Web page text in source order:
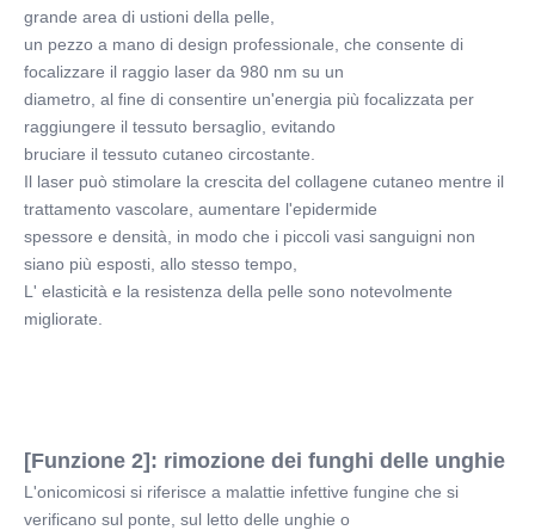
grande area di ustioni della pelle,
un pezzo a mano di design professionale, che consente di
focalizzare il raggio laser da 980 nm su un
diametro, al fine di consentire un'energia più focalizzata per
raggiungere il tessuto bersaglio, evitando
bruciare il tessuto cutaneo circostante.
Il laser può stimolare la crescita del collagene cutaneo mentre il
trattamento vascolare, aumentare l'epidermide
spessore e densità, in modo che i piccoli vasi sanguigni non
siano più esposti, allo stesso tempo,
L' elasticità e la resistenza della pelle sono notevolmente
migliorate.
[Funzione 2]: rimozione dei funghi delle unghie
L'onicomicosi si riferisce a malattie infettive fungine che si
verificano sul ponte, sul letto delle unghie o